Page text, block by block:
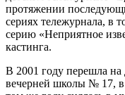
протяжении
сериях тележурнала, в
серию «Неприятное
кастинга.
В 2001 году перешла на
вечерней школы № 17, в